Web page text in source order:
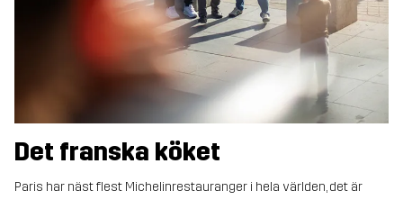
Det franska köket
Paris har näst flest Michelinrestauranger i hela världen, det är